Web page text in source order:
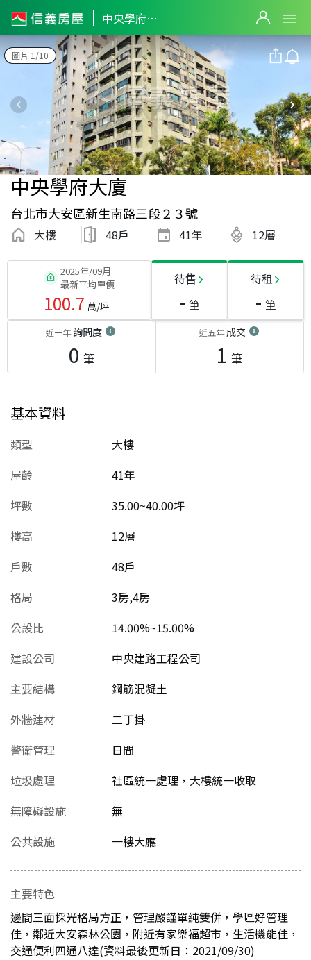
中央學府大廈
圖片 1/10
中央學府大廈
台北市大安區新生南路三段２３號
大樓 48戶 41年 12層
2025年/09月
最新平均單價
100.7 萬/坪
待售
- 筆
待租
- 筆
近一年詢問度
0 筆
近五年成交
1 筆
基本資料
類型
大樓
屋齡
41年
坪數
35.00~40.00坪
樓高
12層
戶數
48戶
格局
3房,4房
公設比
14.00%~15.00%
建設公司
中央建路工程公司
主要結構
鋼筋混凝土
外牆建材
二丁掛
警衛管理
日間
垃圾處理
社區統一處理，大樓統一收取
無障礙設施
無
公共設施
一樓大廳
主要特色
邊間三面採光格局方正，管理嚴謹單純雙併，學區好管理
佳，鄰近大安森林公園，附近有家樂福超市，生活機能佳，
交通便利四通八達(資料最後更新日：2021/09/30)